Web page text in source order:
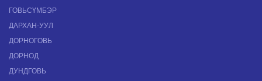
ГОВЬСҮМБЭР
ДАРХАН-УУЛ
ДОРНОГОВЬ
ДОРНОД
ДУНДГОВЬ